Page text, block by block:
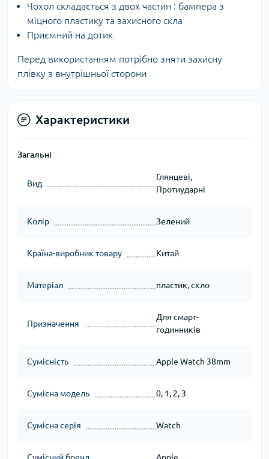
Чохол складається з двох частин : бампера з
міцного пластику та захисного скла
Приємний на дотик
Перед використанням потрібно зняти захисну
плівку з внутрішньої сторони
Характеристики
Загальні
Вид
Глянцеві,
Протиударні
Колір Зелений
Країна-виробник товару Китай
Матеріал пластик, скло
Призначення
Для смарт-
годинників
Сумісність Apple Watch 38mm
Сумісна модель 0, 1, 2, 3
Сумісна серія Watch